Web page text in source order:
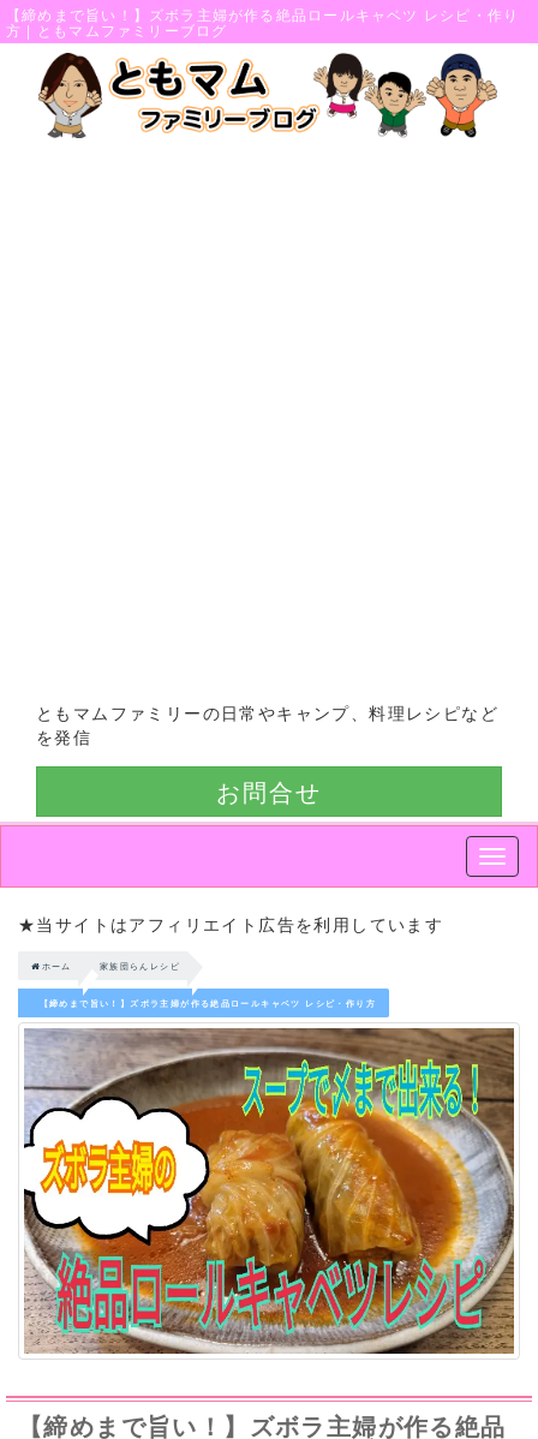
【締めまで旨い！】ズボラ主婦が作る絶品ロールキャベツ レシピ・作り
方 | ともマムファミリーブログ
ともマムファミリーの日常やキャンプ、料理レシピなど
を発信
お問合せ
Nav
★当サイトはアフィリエイト広告を利用しています
ホーム 家族団らんレシピ
【締めまで旨い！】ズボラ主婦が作る絶品ロールキャベツ レシピ・作り方
【締めまで旨い！】ズボラ主婦が作る絶品